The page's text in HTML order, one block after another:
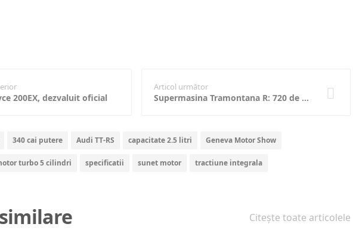
200EX, dezvaluit oficial
Articol următor
Supermasina Tramontana R: 720 de cai putere, V12 twin turbo
340 cai putere Audi TT-RS capacitate 2.5 litri Geneva Motor Show
turbo 5 cilindri specificatii sunet motor tractiune integrala
Citește toate articolele